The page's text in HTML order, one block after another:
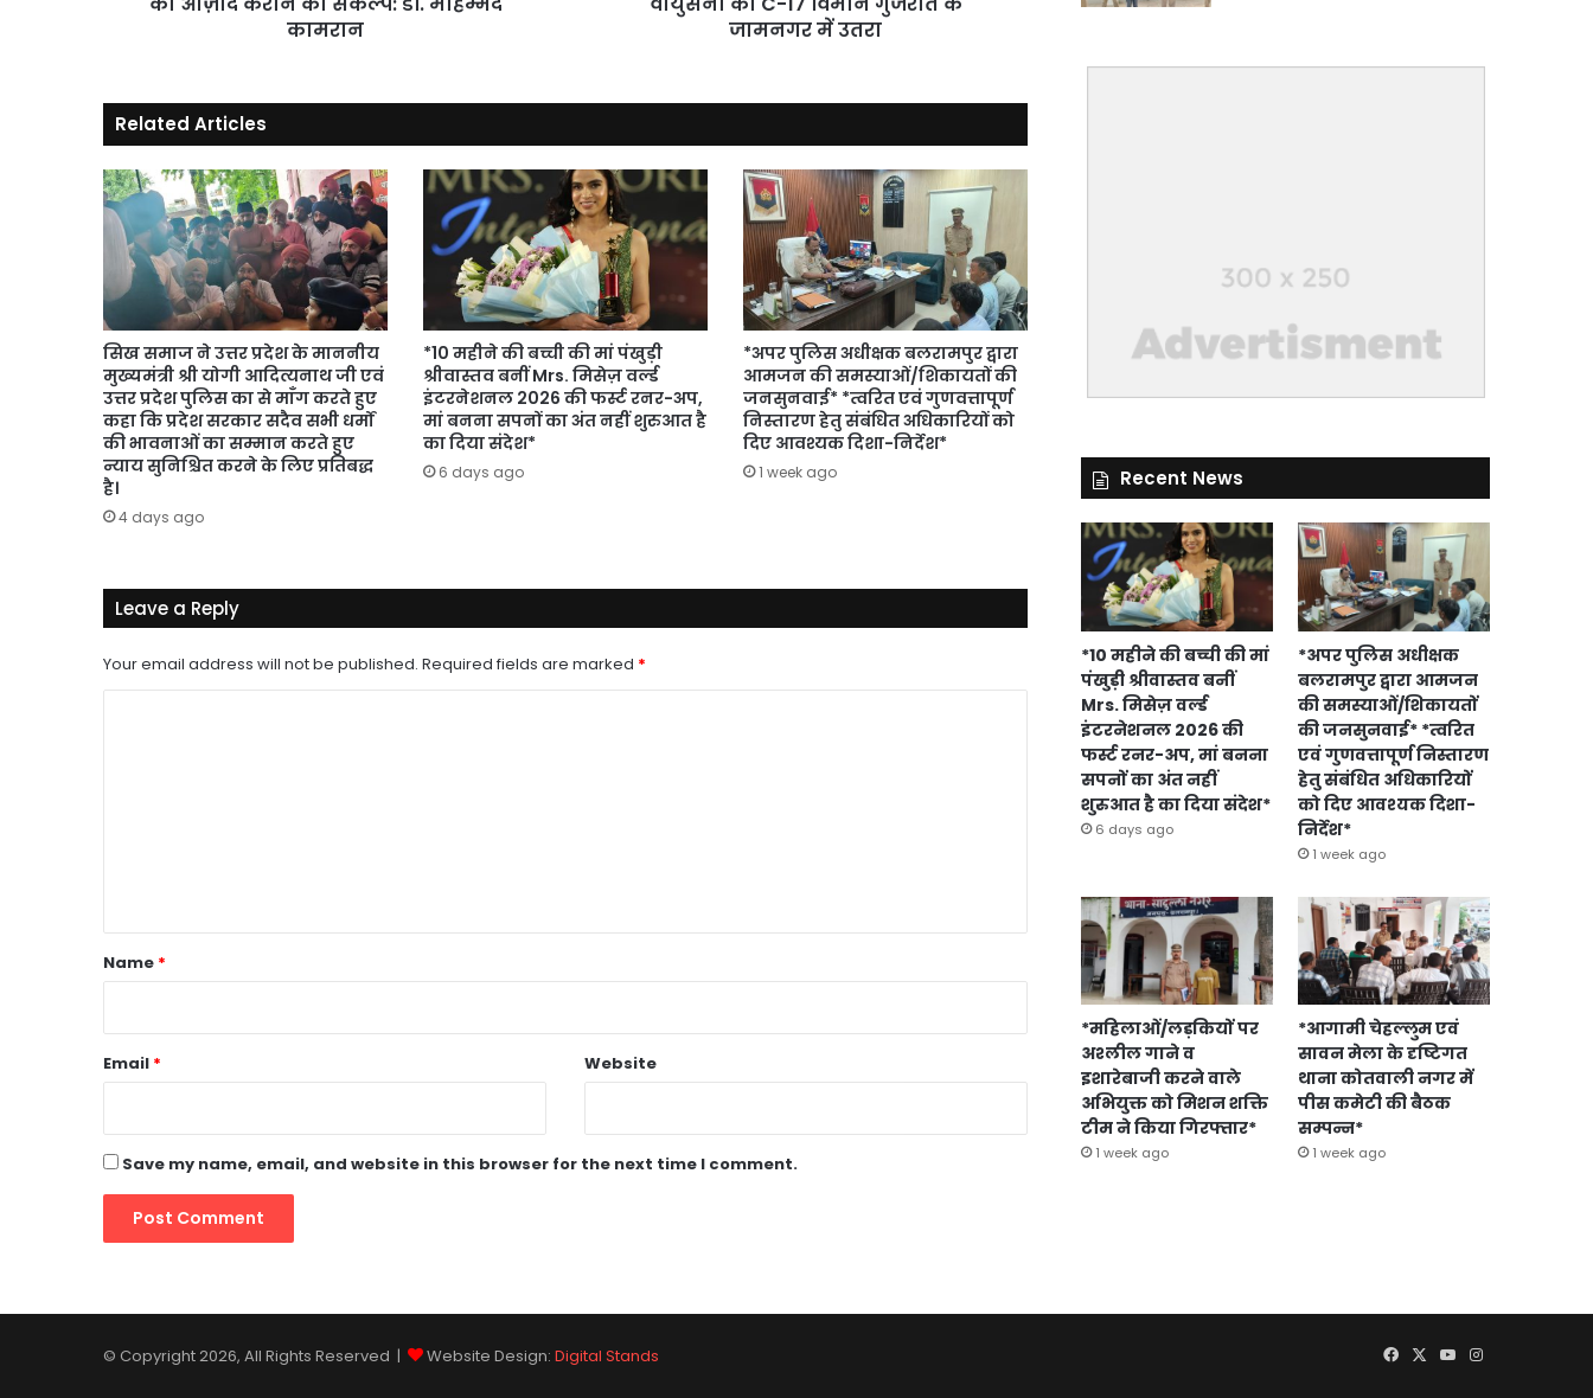
कामरान
कामरान
जामनगर
उतरा
जामनगर में उतरा
Related Articles
सिख समाज ने उत्तर प्रदेश के माननीय
मुख्यमंत्री श्री योगी आदित्यनाथ जी एवं
उत्तर प्रदेश पुलिस का से माँग करते हुए
कहा कि प्रदेश सरकार सदैव सभी धर्मों
की भावनाओं का सम्मान करते हुए
न्याय सुनिश्चित करने के लिए प्रतिबद्ध
है।
4 days ago
*10 महीने की बच्ची की मां पंखुड़ी
श्रीवास्तव बनीं Mrs. मिसेज़ वर्ल्ड
इंटरनेशनल 2026 की फर्स्ट रनर-अप,
मां बनना सपनों का अंत नहीं शुरुआत है
का दिया संदेश*
6 days ago
*अपर पुलिस अधीक्षक बलरामपुर द्वारा
आमजन की समस्याओं/शिकायतों की
जनसुनवाई* *त्वरित एवं गुणवत्तापूर्ण
निस्तारण हेतु संबंधित अधिकारियों को
दिए आवश्यक दिशा-निर्देश*
1 week ago
Leave a Reply
Your email address will not be published. Required fields are marked *
*Name *
Email * Website
Save my name, email, and website in this browser for the next time I comment.
Recent News
*10 महीने की बच्ची की मां
पंखुड़ी श्रीवास्तव बनीं
Mrs. मिसेज़ वर्ल्ड
इंटरनेशनल 2026 की
फर्स्ट रनर-अप, मां बनना
सपनों का अंत नहीं
शुरुआत है का दिया संदेश*
6 days ago
*अपर पुलिस अधीक्षक
बलरामपुर द्वारा आमजन
की समस्याओं/शिकायतों
की जनसुनवाई* *त्वरित
एवं गुणवत्तापूर्ण निस्तारण
हेतु संबंधित अधिकारियों
को दिए आवश्यक दिशा-
निर्देश*
1 week ago
*महिलाओं/लड़कियों पर
अश्लील गाने व
इशारेबाजी करने वाले
अभियुक्त को मिशन शक्ति
टीम ने किया गिरफ्तार*
1 week ago
*आगामी चेहल्लुम एवं
सावन मेला के दृष्टिगत
थाना कोतवाली नगर में
पीस कमेटी की बैठक
सम्पन्न*
1 week ago
© Copyright 2026, All Rights Reserved | Website Design: Digital Stands Facebook
X YouTubeInstagram